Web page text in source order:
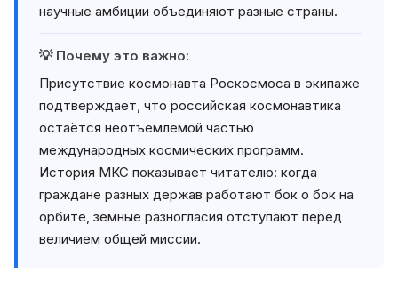
научные амбиции объединяют разные страны.
💡 Почему это важно:
Присутствие космонавта Роскосмоса в экипаже
подтверждает, что российская космонавтика
остаётся неотъемлемой частью
международных космических программ.
История МКС показывает читателю: когда
граждане разных держав работают бок о бок на
орбите, земные разногласия отступают перед
величием общей миссии.